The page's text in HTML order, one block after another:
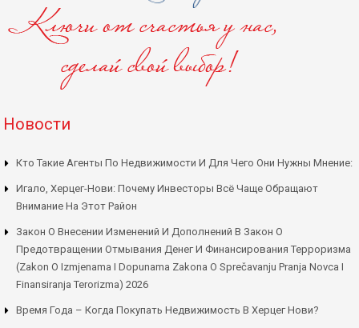
Новости
Кто Такие Агенты По Недвижимости И Для Чего Они Нужны Мнение:
Игало, Херцег-Нови: Почему Инвесторы Всё Чаще Обращают
Внимание На Этот Район
Закон О Внесении Изменений И Дополнений В Закон О
Предотвращении Отмывания Денег И Финансирования Терроризма
(Zakon O Izmjenama I Dopunama Zakona O Sprečavanju Pranja Novca I
Finansiranja Terorizma) 2026
Время Года – Когда Покупать Недвижимость В Херцег Нови?